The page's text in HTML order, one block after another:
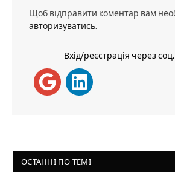
Щоб відправити коментар вам
авторизуватись.
Вхід/реєстрація через
ОСТАННІ ПО ТЕМІ